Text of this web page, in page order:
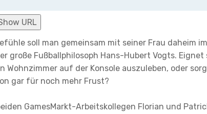
URL
soll man gemeinsam mit seiner Frau daheim im
große Fußballphilosoph Hans-Hubert Vogts. Eignet
Wohnzimmer auf der Konsole auszuleben, oder
gar für noch mehr Frust?
GamesMarkt-Arbeitskollegen Florian und